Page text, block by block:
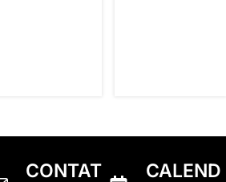
CONTAT
CALEND